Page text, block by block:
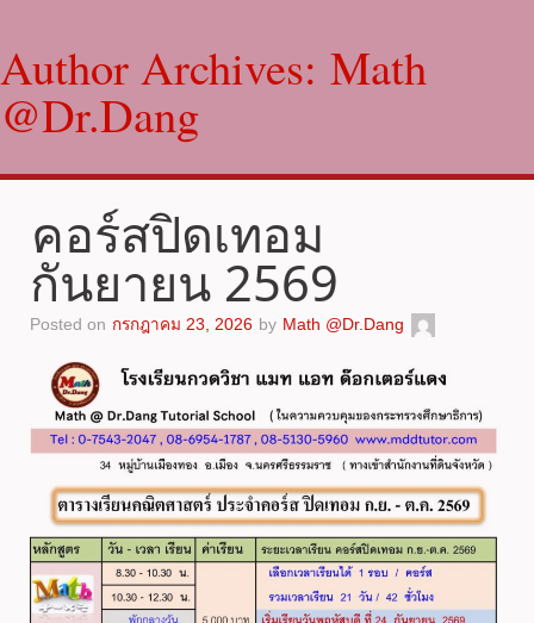
แนะนำหลักสูตร
แนะนำบุคลากร MATH@DR.DANG
คณิตศาสตร์
ภาษาต่างประเทศ
หลักสูตรเรียนเดี่ยว
ติดต่อสถาบัน
Author Archives: Math
@Dr.Dang
คอร์สปิดเทอม
กันยายน 2569
Posted on กรกฎาคม 23, 2026 by Math @Dr.Dang